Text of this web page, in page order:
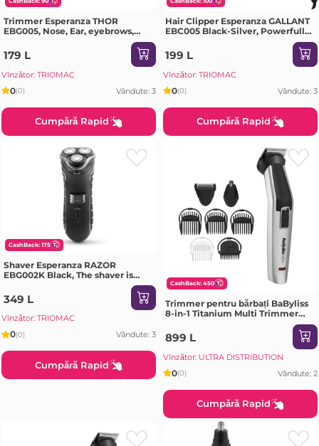
Trimmer Esperanza THOR
EBG005, Nose, Ear, eyebrows,
trims hair, From nose and ears,
Perfect for eyebrows, Ergonomic
desi
179 L
Vînzător: TRIOMAC
0(0) Vândute: 3
Cumpără Rapid
Hair Clipper Esperanza GALLANT
EBC005 Black-Silver, Powerfull,
Outstanding performance , High
stability , Safe and reliable, 4
extra attachment combs,
199 L
Vînzător: TRIOMAC
0(0) Vândute: 3
Cumpără Rapid
CashBack: 175
Shaver Esperanza RAZOR
EBG002K Black, The shaver is
sideburns and beard, small brush
and protection cap.
Indispensable fo
349 L
Vînzător: TRIOMAC
0(0) Vândute: 3
Cumpără Rapid
CashBack: 450
Trimmer pentru bărbați BaByliss
8-in-1 Titanium Multi Trimmer
899 L
Vînzător: ULTRA DISTRIBUTION
0(0) Vândute: 2
Cumpără Rapid